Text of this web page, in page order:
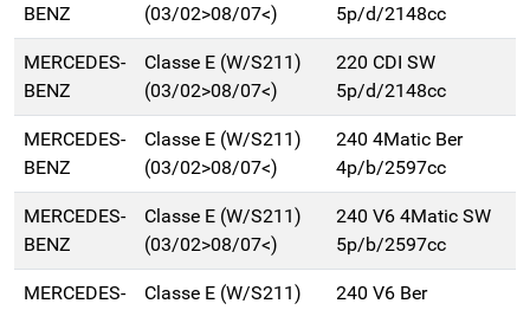
BENZ
(03/02>08/07<)
5p/d/2148cc
MERCEDES-
BENZ
Classe E (W/S211)
(03/02>08/07<)
220 CDI SW
5p/d/2148cc
MERCEDES-
BENZ
Classe E (W/S211)
(03/02>08/07<)
240 4Matic Ber
4p/b/2597cc
MERCEDES-
BENZ
Classe E (W/S211)
(03/02>08/07<)
240 V6 4Matic SW
5p/b/2597cc
MERCEDES-
Classe E (W/S211)
240 V6 Ber